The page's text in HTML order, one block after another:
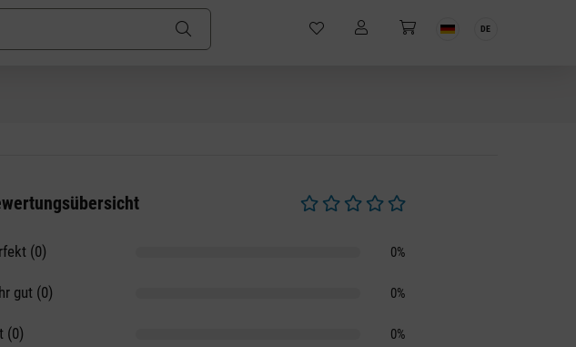
DE
(0) 0%
gut (0) 0%
(0) 0%